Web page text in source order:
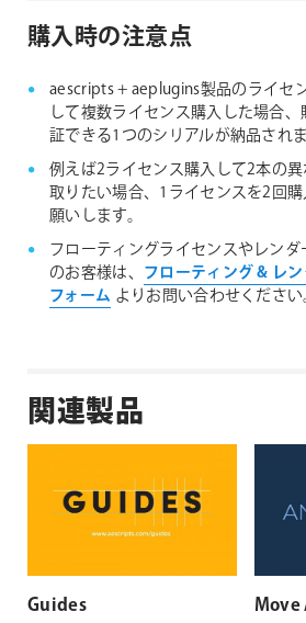
購入時の注意点
aescripts + aeplugins製品のライセ
して複数ライセンス購入した場合
証できる1つのシリアルが納品されま
例えば2ライセンス購入して2本の
取りたい場合、1ライセンスを2回
願いします。
フローティングライセンスやレン
のお客様は、 フローティング & レ
フォーム よりお問い合わせください
関連製品
Guides Move